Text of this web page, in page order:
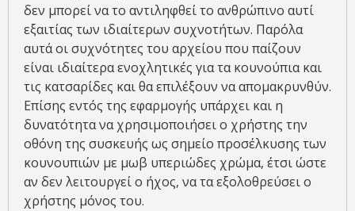
δεν μπορεί να το αντιληφθεί το ανθρώπινο αυτί
εξαιτίας των ιδιαίτερων συχνοτήτων. Παρόλα
αυτά οι συχνότητες του αρχείου που παίζουν
είναι ιδιαίτερα ενοχλητικές για τα κουνούπια και
τις κατσαρίδες και θα επιλέξουν να απομακρυνθύν.
Επίσης εντός της εφαρμογής υπάρχει και η
δυνατότητα να χρησιμοποιήσει ο χρήστης την
οθόνη της συσκευής ως σημείο προσέλκυσης των
κουνουπιών με μωβ υπεριώδες χρώμα, έτσι ώστε
αν δεν λειτουργεί ο ήχος, να τα εξολοθρεύσει ο
χρήστης μόνος του.